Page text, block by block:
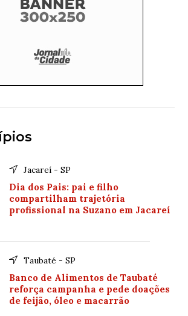
Jacareí - SP
Dia dos Pais: pai e filho
compartilham trajetória
profissional na Suzano em Jacareí
Taubaté - SP
Banco de Alimentos de Taubaté
reforça campanha e pede doações
de feijão, óleo e macarrão